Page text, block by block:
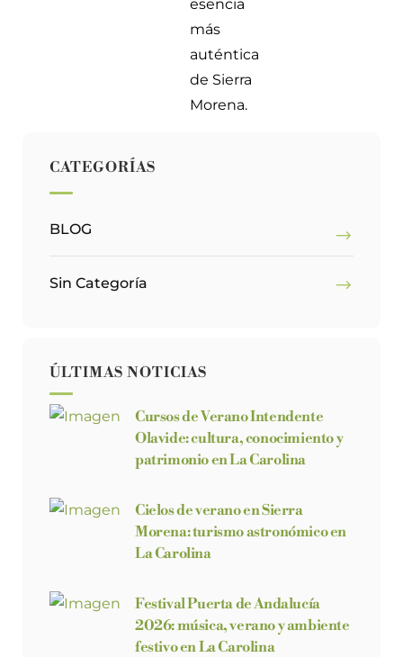
esencia
más
auténtica
de Sierra
Morena.
CATEGORÍAS
BLOG
Sin Categoría
ÚLTIMAS NOTICIAS
Cursos de Verano Intendente
Olavide: cultura, conocimiento y
patrimonio en La Carolina
Cielos de verano en Sierra
Morena: turismo astronómico en
La Carolina
Festival Puerta de Andalucía
2026: música, verano y ambiente
festivo en La Carolina